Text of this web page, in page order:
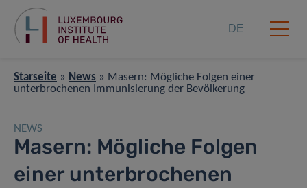
DE
Starseite » News » Masern: Mögliche Folgen einer
unterbrochenen Immunisierung der Bevölkerung
NEWS
Masern: Mögliche Folgen
einer unterbrochenen